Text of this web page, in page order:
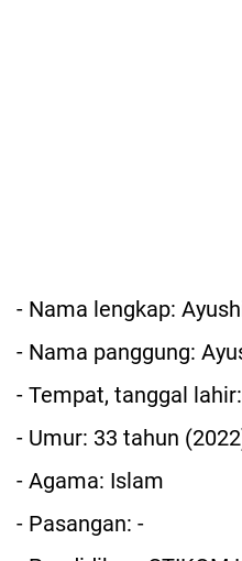
- Nama lengkap:
- Nama panggung:
- Tempat, tanggal
- Umur: 33 tahun
- Agama: Islam
- Pasangan: -